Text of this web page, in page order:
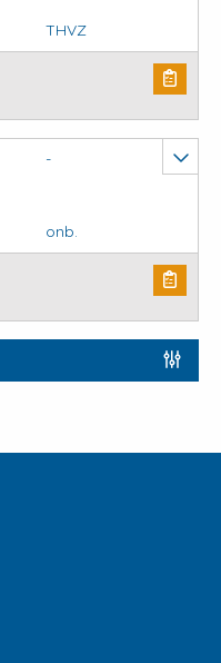
THVZ
-
onb.